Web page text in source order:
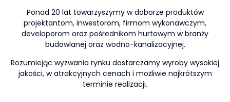
Ponad 20 lat towarzyszymy w doborze produktów
projektantom, inwestorom, firmom wykonawczym,
developerom oraz pośrednikom hurtowym w branży
budowlanej oraz wodno-kanalizacyjnej.
Rozumiejąc wyzwania rynku dostarczamy wyroby wysokiej
jakości, w atrakcyjnych cenach i możliwie najkrótszym
terminie realizacji.